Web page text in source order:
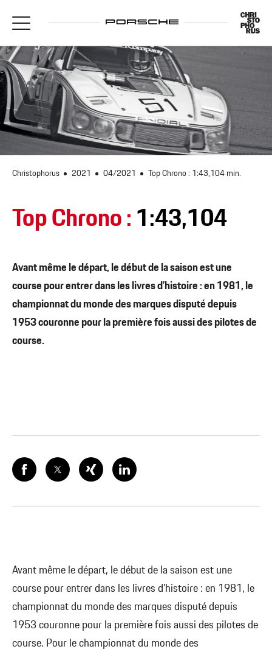
Christophorus 2021 04/2021 Top Chrono : 1:43,104 min.
Top Chrono :1:43,104
Avant même le départ, le début de la saison est une
course pour entrer dans les livres d’histoire : en 1981, le
championnat du monde des marques disputé depuis
1953 couronne pour la première fois aussi des pilotes de
course.
Avant même le départ, le début de la saison est une
course pour entrer dans les livres d’histoire : en 1981, le
championnat du monde des marques disputé depuis
1953 couronne pour la première fois aussi des pilotes de
course. Pour le championnat du monde des